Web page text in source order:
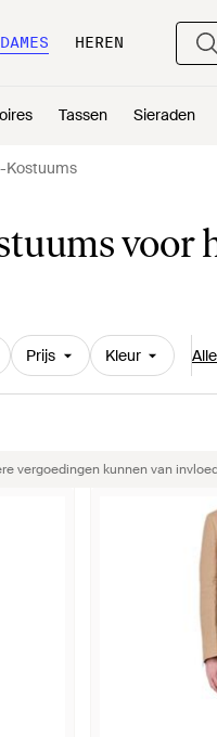
DAMES HEREN
Tassen Sieraden
Kostuums
voor
Prijs Kleur
vergoedingen kunnen van